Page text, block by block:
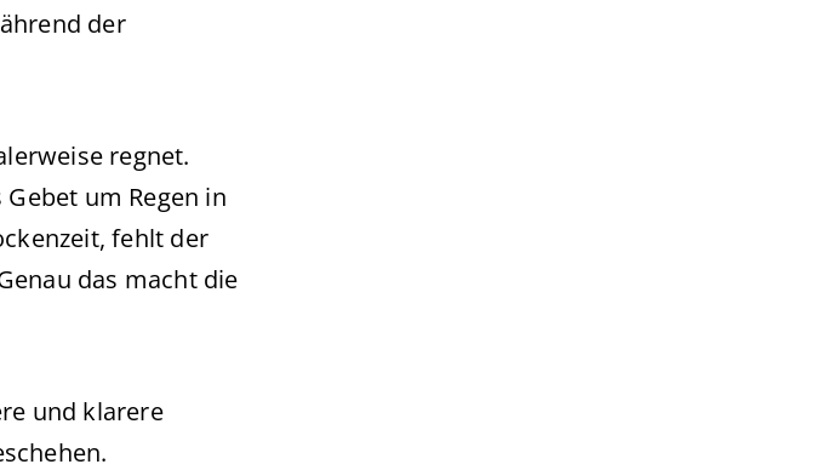
der
regnet.
um Regen in
fehlt der
das macht die
und klarere